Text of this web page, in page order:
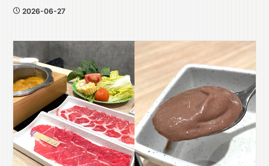
2026-06-27